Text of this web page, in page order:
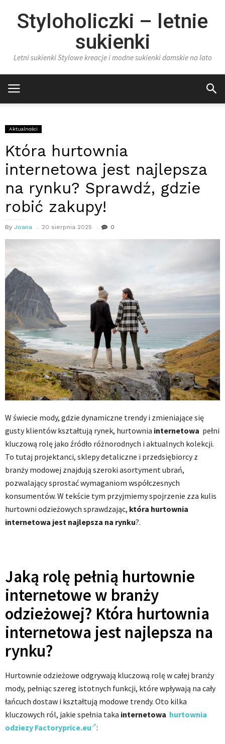
Styloholiczki – letnie
sukienki
Letni sukienki Stylowe kreacje i modne sukienki damskie na lato
Aktualności
Która hurtownia
internetowa jest najlepsza
na rynku? Sprawdź, gdzie
robić zakupy!
By Joana 20 sierpnia 2025 0
W świecie mody, gdzie dynamiczne trendy i zmieniające się
gusty klientów kształtują rynek, hurtownia internetowa pełni
kluczową rolę jako źródło różnorodnych i aktualnych kolekcji.
To tutaj projektanci, sklepy detaliczne i przedsiębiorcy z
branży modowej znajdują szeroki asortyment ubrań,
pozwalający sprostać wymaganiom współczesnych
konsumentów. W tekście tym przyjmiemy spojrzenie zza kulis
hurtowni odzieżowych sprawdzając, która hurtownia
internetowa jest najlepsza na rynku?.
Jaką rolę pełnią hurtownie
internetowe w branży
odzieżowej? Która hurtownia
internetowa jest najlepsza na
rynku?
Hurtownie odzieżowe odgrywają kluczową rolę w całej branży
mody, pełniąc szereg istotnych funkcji, które wpływają na cały
łańcuch dostaw i kształtują modowe trendy. Oto kilka
kluczowych ról, jakie spełnia taka internetowa hurtownia
odziezy Factoryprice.eu :